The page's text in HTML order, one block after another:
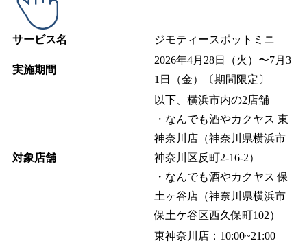
サービス名 ジモティースポットミニ
実施期間
2026年4月28日（火）〜7月3
1日（金）〔期間限定〕
対象店舗
以下、横浜市内の2店舗
・なんでも酒やカクヤス 東
神奈川店（神奈川県横浜市
神奈川区反町2-16-2）
・なんでも酒やカクヤス 保
土ヶ谷店（神奈川県横浜市
保土ケ谷区西久保町102）
東神奈川店：10:00~21:00